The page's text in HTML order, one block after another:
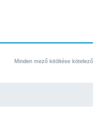
Minden mező kitöltése kötelező